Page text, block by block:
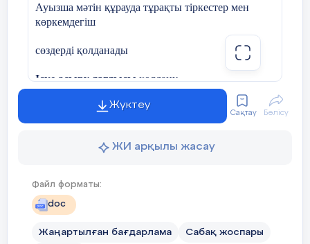
2 « » cынып
_________________________________________________
«Қоршаған орта» бөлімі бойынша жиынтық
Ауызша мәтін құрауда тұрақты тіркестер мен
көркемдегіш
сөздерді қолданады
Іске асыру дағдысы қолдану
Тапсырма 1-нұсқа
Аудиомәтінді екі рет тыңдап, төмендегі
тапсырмаларды орындаңыз.
Жүктеу
Сақтау Бөлісу
ЖИ арқылы жасау
Файл форматы:
doc
Жаңартылған бағдарлама Сабақ жоспары